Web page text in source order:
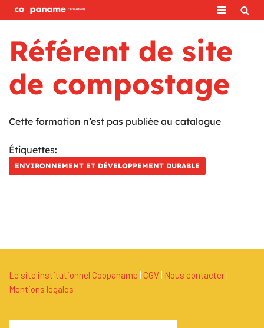
au
contenu
Référent de site
de compostage
Cette formation n’est pas publiée au catalogue
Étiquettes:
ENVIRONNEMENT ET DÉVELOPPEMENT DURABLE
Le site institutionnel Coopaname CGV Nous contacter
Mentions légales